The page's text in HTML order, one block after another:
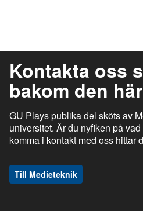
Kontakta oss
bakom den
GU Plays publika del sköts av
universitet. Är du nyfiken på
komma i kontakt med oss hittar
Till Medieteknik